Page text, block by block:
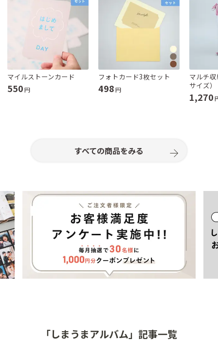
マイルストーンカード
550円
フォトカード3枚セット
498円
マルチ
サイズ）
1,270
すべての商品をみる
「しまうまアルバム」記事一覧